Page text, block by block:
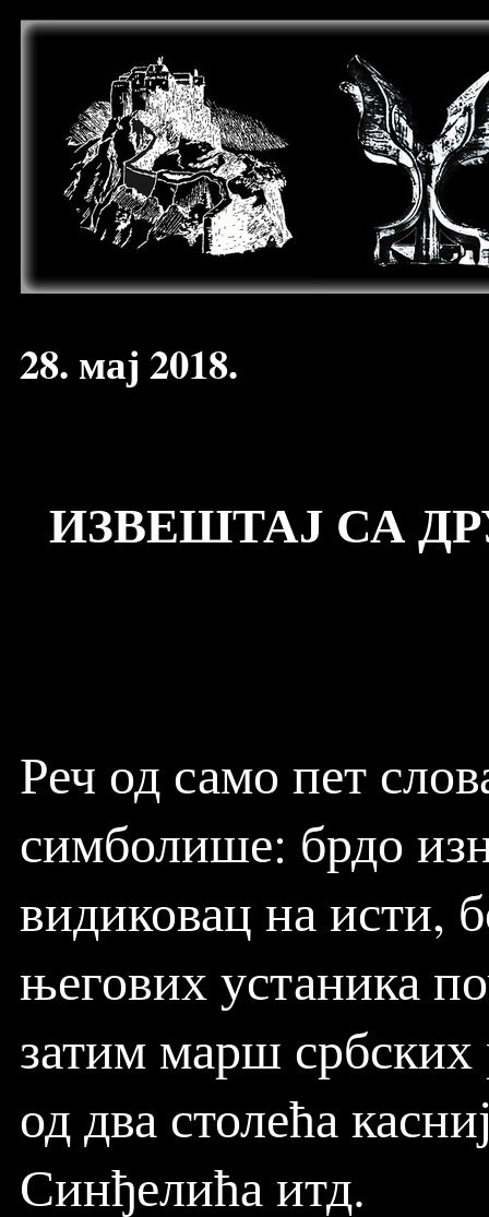
28. мај 2018.
ИЗВЕШТАЈ СА
Реч од само пет
симболише: брдо
видиковац на исти,
његових устаника
затим марш србских
од два столећа
Синђелића итд.